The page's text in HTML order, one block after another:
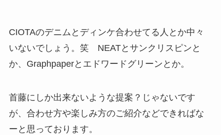
CIOTAのデニムとディンケ合わせてる人とか中々
いないでしょう。笑 NEATとサンクリスピンと
か、Graphpaperとエドワードグリーンとか。
首藤にしか出来ないような提案？じゃないです
が、合わせ方や楽しみ方のご紹介などできればな
ーと思っております。